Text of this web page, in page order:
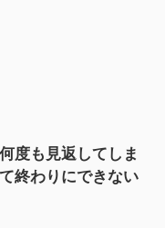
度も見返してしま
終わりにできない